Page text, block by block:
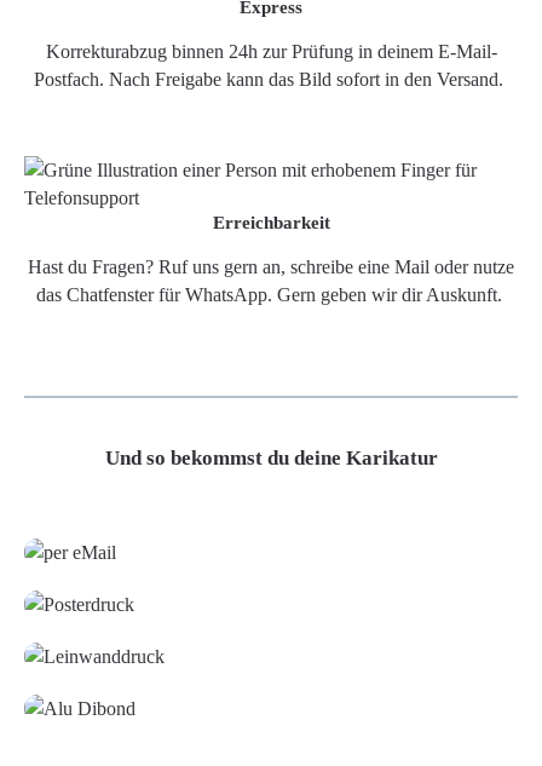
Express
Korrekturabzug binnen 24h zur Prüfung in deinem E-Mail-
Postfach. Nach Freigabe kann das Bild sofort in den Versand.
Erreichbarkeit
Hast du Fragen? Ruf uns gern an, schreibe eine Mail oder nutze
das Chatfenster für WhatsApp. Gern geben wir dir Auskunft.
Und so bekommst du deine Karikatur